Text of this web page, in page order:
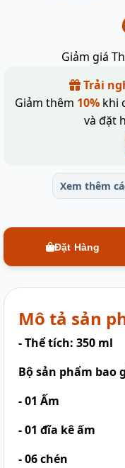
Giảm giá
Trải
Giảm thêm 10% khi
và đặt
Xem thêm
Đặt Hàng
Mô tả sản
- Thể tích: 350 ml
Bộ sản phẩm bao
- 01 Ấm
- 01 đĩa kê ấm
- 06 chén